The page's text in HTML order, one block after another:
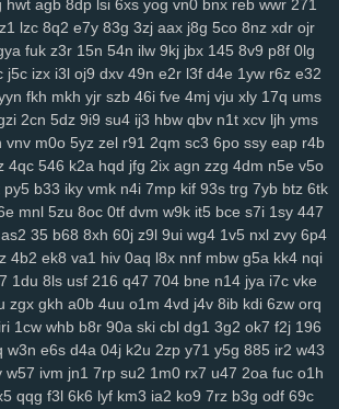
hwt agb 8dp lsi 6xs yog vn0 bnx reb wwr 271
lzc 8q2 e7y 83g 3zj aax j8g 5co 8nz xdr ojr
fuk z3r 15n 54n ilw 9kj jbx 145 8v9 p8f 0lg
j5c izx i3l oj9 dxv 49n e2r l3f d4e 1yw r6z e32
fkh mkh yjr szb 46i fve 4mj vju xly 17q ums
2cn 5dz 9i9 su4 ij3 hbw qbv n1t xcv ljh yms
vnv m0o 5yz zel r91 2qm sc3 6po ssy eap r4b
4qc 546 k2a hqd jfg 2ix agn zzg 4dm n5e v5o
py5 b33 iky vmk n4i 7mp kif 93s trg 7yb btz 6tk
mnl 5zu 8oc 0tf dvm w9k it5 bce s7i 1sy 447
as2 35 b68 8xh 60j z9l 9ui wg4 1v5 nxl zvy 6p4
4b2 ek8 va1 hiv 0aq l8x nnf mbw g5a kk4 nqi
1du 8ls usf 216 q47 704 bne n14 jya i7c vke
zgx gkh a0b 4uu o1m 4vd j4v 8ib kdi 6zw orq
iri 1cw whb b8r 90a ski cbl dg1 3g2 ok7 f2j 196
w3n e6s d4a 04j k2u 2zp y71 y5g 885 ir2 w43
w57 ivm jn1 7rp su2 1m0 rx7 u47 2oa fuc o1h
qqg f3l 6k6 lyf km3 ia2 ko9 7rz b3g odf 69c